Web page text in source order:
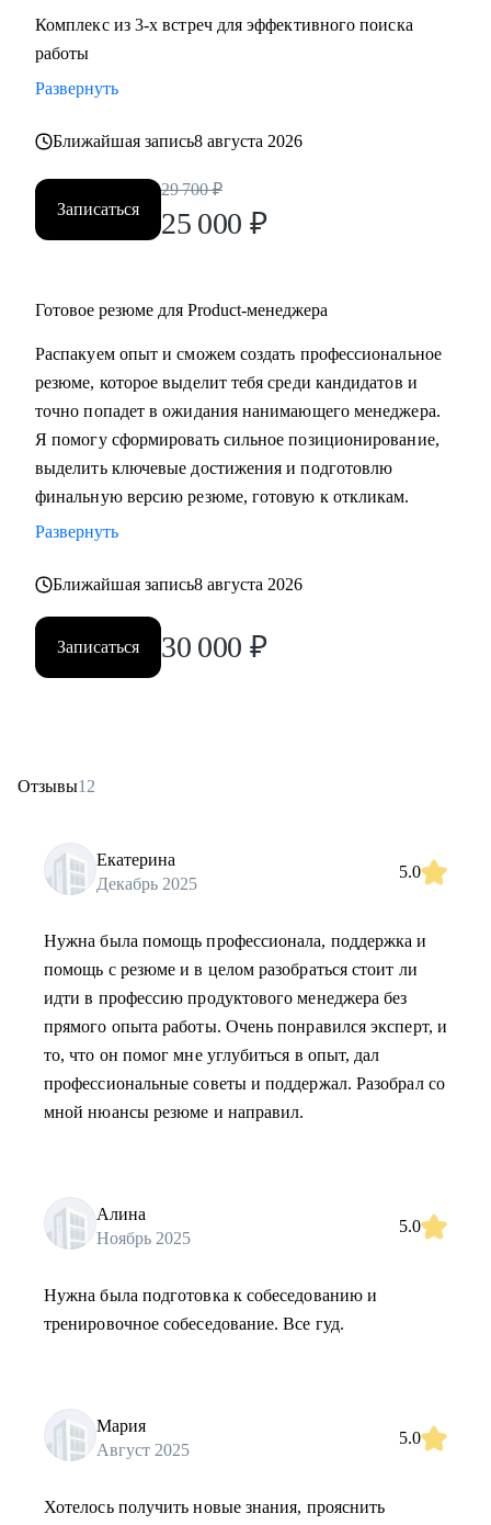
Комплекс из 3-х встреч для эффективного поиска
работы
Развернуть
Ближайшая запись8 августа 2026
Записаться
29 700 ₽
25 000 ₽
Готовое резюме для Product-менеджера
Распакуем опыт и сможем создать профессиональное
резюме, которое выделит тебя среди кандидатов и
точно попадет в ожидания нанимающего менеджера.
Я помогу сформировать сильное позиционирование,
выделить ключевые достижения и подготовлю
финальную версию резюме, готовую к откликам.
Развернуть
Ближайшая запись8 августа 2026
Записаться 30 000 ₽
Отзывы12
Екатерина
Декабрь 2025
5.0
Нужна была помощь профессионала, поддержка и
помощь с резюме и в целом разобраться стоит ли
идти в профессию продуктового менеджера без
прямого опыта работы. Очень понравился эксперт, и
то, что он помог мне углубиться в опыт, дал
профессиональные советы и поддержал. Разобрал со
мной нюансы резюме и направил.
Алина
Ноябрь 2025
5.0
Нужна была подготовка к собеседованию и
тренировочное собеседование. Все гуд.
Мария
Август 2025
5.0
Хотелось получить новые знания, прояснить